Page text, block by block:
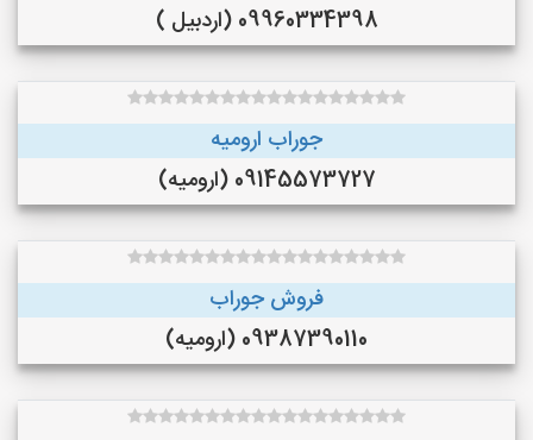
09960334398 (اردبیل )
جوراب ارومیه
09145573727 (ارومیه)
فروش جوراب
09387390110 (ارومیه)